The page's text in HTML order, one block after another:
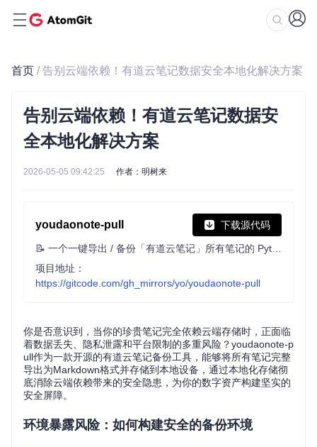
首页 / 告别云端依赖！有道云笔记数据安全本地化解决方案
告别云端依赖！有道云笔记数据安
全本地化解决方案
2026-05-05 09:42:25 作者：明树来
youdaonote-pull 下载源代码
项目地址：
https://gitcode.com/gh_mirrors/yo/youdaonote-pull
你是否意识到，当你的珍贵笔记完全依赖云端存储时，正面临
着数据丢失、隐私泄露和平台限制的多重风险？youdaonote-p
ull作为一款开源的有道云笔记备份工具，能够将所有笔记完整
导出为Markdown格式并存储到本地设备，通过本地化存储彻
底消除云端依赖带来的安全隐患，为你的数字资产构建坚实的
安全屏障。
环境暴露风险：如何构建安全的备份环境